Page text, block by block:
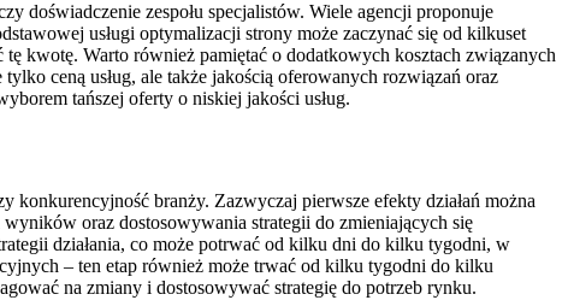
doświadczenie zespołu specjalistów. Wiele agencji proponuje
usługi optymalizacji strony może zaczynać się od kilkuset
kwotę. Warto również pamiętać o dodatkowych kosztach związanych
ceną usług, ale także jakością oferowanych rozwiązań oraz
tańszej oferty o niskiej jakości usług.
branży. Zazwyczaj pierwsze efekty działań można
oraz dostosowywania strategii do zmieniających się
działania, co może potrwać od kilku dni do kilku tygodni, w
– ten etap również może trwać od kilku tygodni do kilku
na zmiany i dostosowywać strategię do potrzeb rynku.